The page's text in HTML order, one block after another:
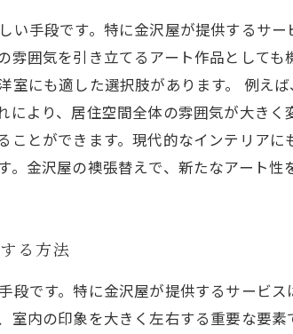
い手段です。特に金沢屋が提供するサ
囲気を引き立てるアート作品として
室にも適した選択肢があります。 例え
により、居住空間全体の雰囲気が大き
とができます。現代的なインテリア
金沢屋の襖張替えで、新たなアート性
る方法
段です。特に金沢屋が提供するサービ
室内の印象を大きく左右する重要な要